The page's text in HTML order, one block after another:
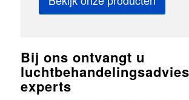
Bij ons ontvangt u
experts